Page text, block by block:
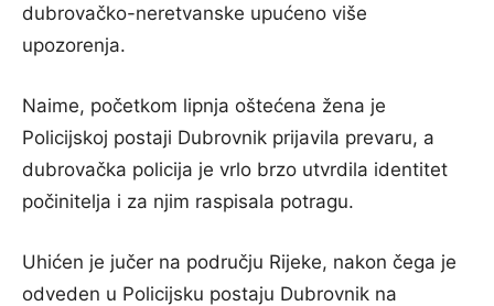
dubrovačko-neretvanske upućeno više
upozorenja.
Naime, početkom lipnja oštećena žena je
Policijskoj postaji Dubrovnik prijavila prevaru, a
dubrovačka policija je vrlo brzo utvrdila identitet
počinitelja i za njim raspisala potragu.
Uhićen je jučer na području Rijeke, nakon čega je
odveden u Policijsku postaju Dubrovnik na